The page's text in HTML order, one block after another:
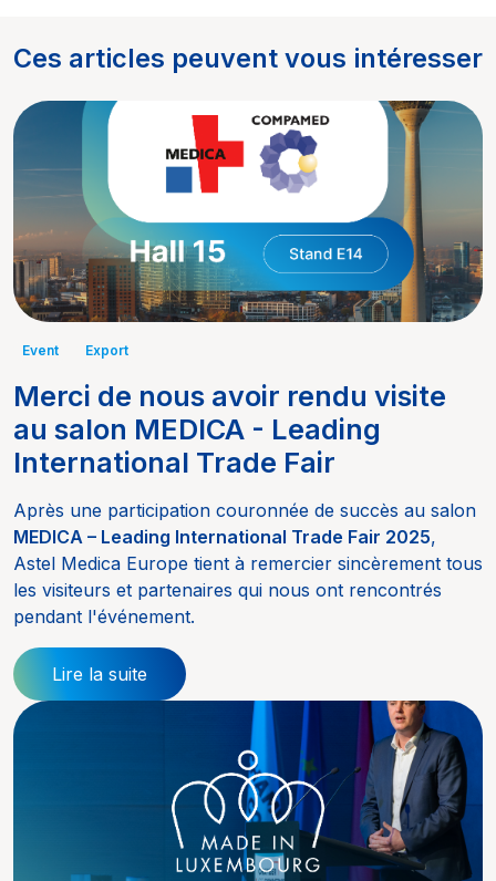
Ces articles peuvent vous intéresser
Event Export
Merci de nous avoir rendu visite
au salon MEDICA - Leading
International Trade Fair
Après une participation couronnée de succès au salon
MEDICA – Leading International Trade Fair 2025,
Astel Medica Europe tient à remercier sincèrement tous
les visiteurs et partenaires qui nous ont rencontrés
pendant l'événement.
Lire la suite